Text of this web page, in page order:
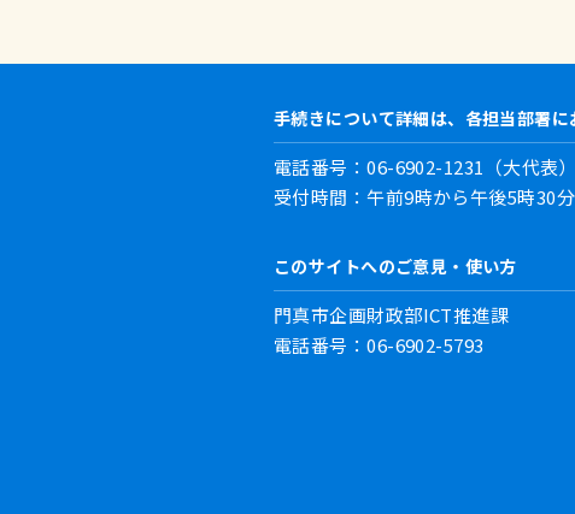
手続きについて詳細は、各担当部署に
電話番号：06-6902-1231（大代表
受付時間：午前9時から午後5時30
このサイトへのご意見・使い方
門真市企画財政部ICT推進課
電話番号：06-6902-5793